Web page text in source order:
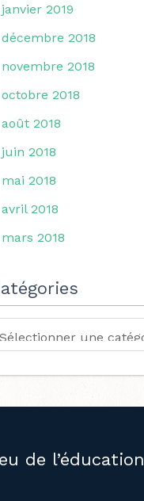
janvier 2019
décembre 2018
novembre 2018
octobre 2018
août 2018
juin 2018
mai 2018
avril 2018
mars 2018
de l’éducation